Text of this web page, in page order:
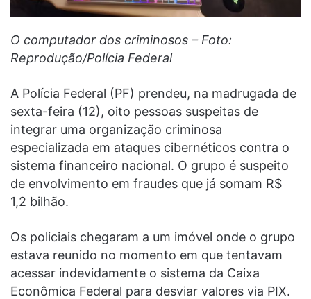
O computador dos criminosos – Foto:
Reprodução/Polícia Federal
A Polícia Federal (PF) prendeu, na madrugada de
sexta-feira (12), oito pessoas suspeitas de
integrar uma organização criminosa
especializada em ataques cibernéticos contra o
sistema financeiro nacional. O grupo é suspeito
de envolvimento em fraudes que já somam R$
1,2 bilhão.
Os policiais chegaram a um imóvel onde o grupo
estava reunido no momento em que tentavam
acessar indevidamente o sistema da Caixa
Econômica Federal para desviar valores via PIX.